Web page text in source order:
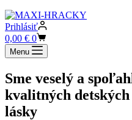
Prihlásiť
Shopping
cart
0,00 € 0
Menu
Sme veselý a
kvalitných
lásky